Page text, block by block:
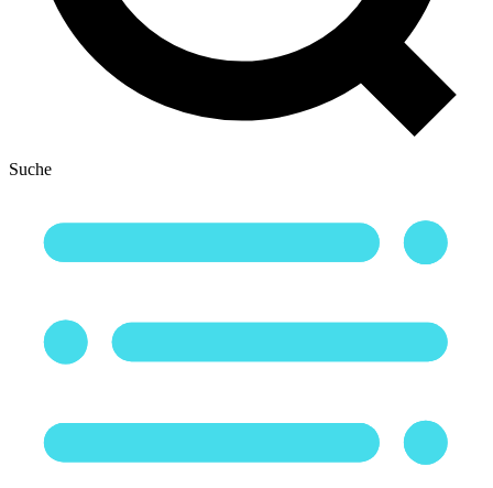
Suche